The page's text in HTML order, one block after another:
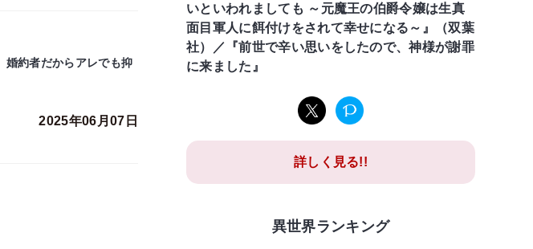
婚約者だからアレでも抑
2025年06月07日
いといわれましても ～元魔王の伯爵令嬢は生真
面目軍人に餌付けをされて幸せになる～』（双葉
社）／『前世で辛い思いをしたので、神様が謝罪
に来ました』
詳しく見る!!
異世界ランキング